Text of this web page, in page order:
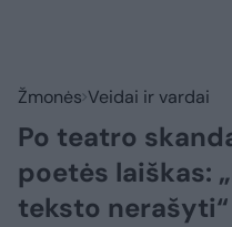
Žmonės Veidai ir vardai
Po teatro
poetės laiškas:
teksto nerašyti“